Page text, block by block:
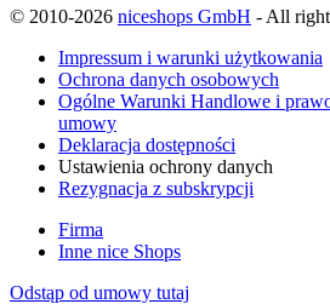
© 2010-2026 niceshops GmbH - All
Impressum i warunki użytkowania
Ochrona danych osobowych
Ogólne Warunki Handlowe i
umowy
Deklaracja dostępności
Ustawienia ochrony danych
Rezygnacja z subskrypcji
Firma
Inne nice Shops
Odstąp od umowy tutaj